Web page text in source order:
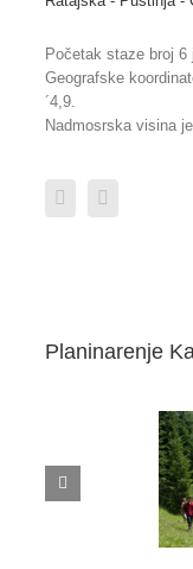
Početak staze broj
Geografske
´4,9.
Nadmosrska visina
Planinarenje